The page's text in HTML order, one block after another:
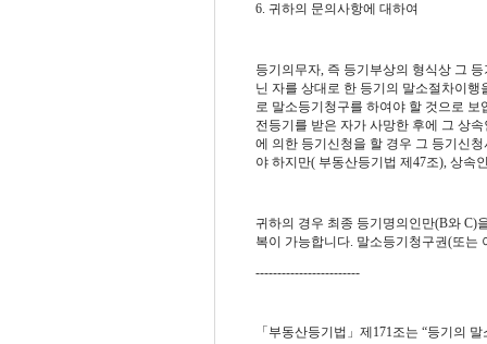
6. 귀하의 문의사항에 대하여
등기의무자, 즉 등기부상의 형식상 그
닌 자를 상대로 한 등기의 말소절차이
로 말소등기청구를 하여야 할 것으로
전등기를 받은 자가 사망한 후에 그 상
에 의한 등기신청을 할 경우 그 등기신
야 하지만( 부동산등기법 제47조), 상속
귀하의 경우 최종 등기명의인만(B와 C)
복이 가능합니다. 말소등기청구권(또는
------------------------
「부동산등기법」제171조는 “등기의